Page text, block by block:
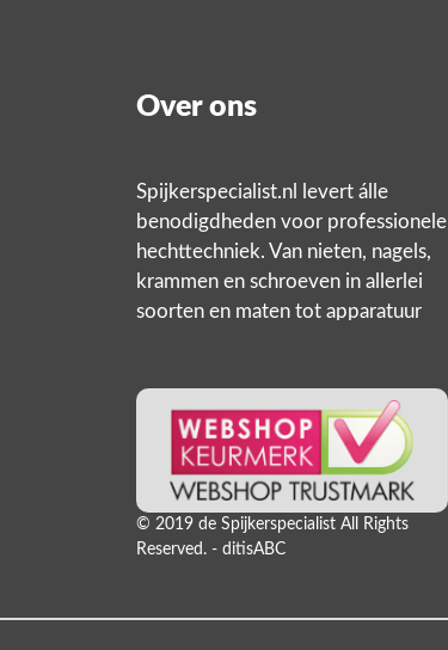
Over ons
Spijkerspecialist.nl levert álle
benodigdheden voor professionele
hechttechniek. Van nieten, nagels,
krammen en schroeven in allerlei
soorten en maten tot apparatuur
producten,
© 2019 de Spijkerspecialist All Rights
Reserved. - ditisABC